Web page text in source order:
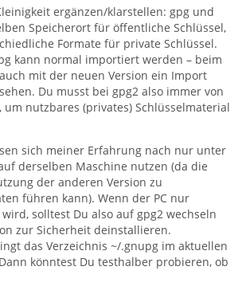
ergänzen/klarstellen: gpg und
Speicherort für öffentliche Schlüssel,
Formate für private Schlüssel.
kann normal importiert werden – beim
mit der neuen Version ein Import
Du musst bei gpg2 also immer von
um nutzbares (privates) Schlüsselmaterial
sich meiner Erfahrung nach nur unter
derselben Maschine nutzen (da die
der anderen Version zu
führen kann). Wenn der PC nur
solltest Du also auf gpg2 wechseln
zur Sicherheit deinstallieren.
das Verzeichnis ~/.gnupg im aktuellen
könntest Du testhalber probieren, ob